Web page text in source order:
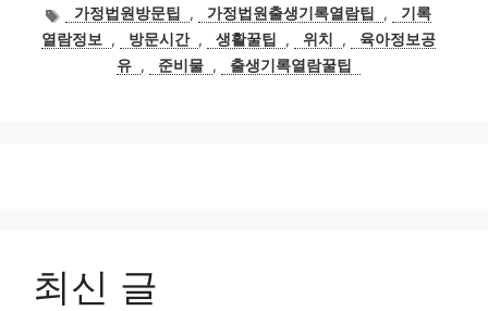
태
그
가정법원방문팁 , 가정법원출생기록열람팁 ,
기록
열람정보
, 방문시간 , 생활꿀팁 , 위치 ,
육아정보공
유 , 준비물 , 출생기록열람꿀팁
최신 글